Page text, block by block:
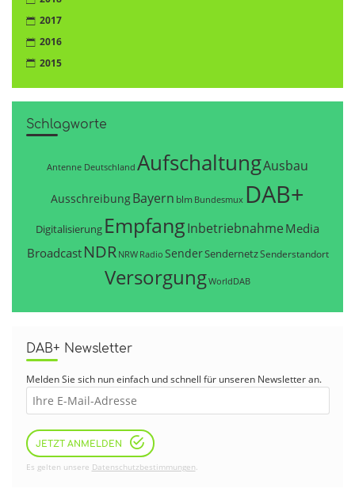
2017
2016
2015
Schlagworte
Antenne Deutschland AufschaltungAusbau
AusschreibungBayern blm Bundesmux DAB+
Digitalisierung EmpfangInbetriebnahme Media
Broadcast NDR NRW Radio SenderSendernetzSenderstandort
VersorgungWorldDAB
DAB+ Newsletter
Melden Sie sich nun einfach und schnell für unseren Newsletter an.
JETZT ANMELDEN
Es gelten unsere Datenschutzbestimmungen.